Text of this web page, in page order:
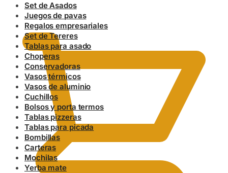
0.00 $
Set de Asados
Juegos de pavas
Regalos empresariales
Set de Tereres
Tablas para asado
Choperas
Conservadoras
Vasos térmicos
Vasos de aluminio
Cuchillos
Bolsos y porta termos
Tablas pizzeras
Tablas para picada
Bombillas
Carteras
Mochilas
Yerba mate